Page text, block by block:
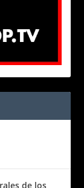
de los